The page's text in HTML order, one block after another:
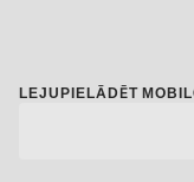
LEJUPIELĀDĒT